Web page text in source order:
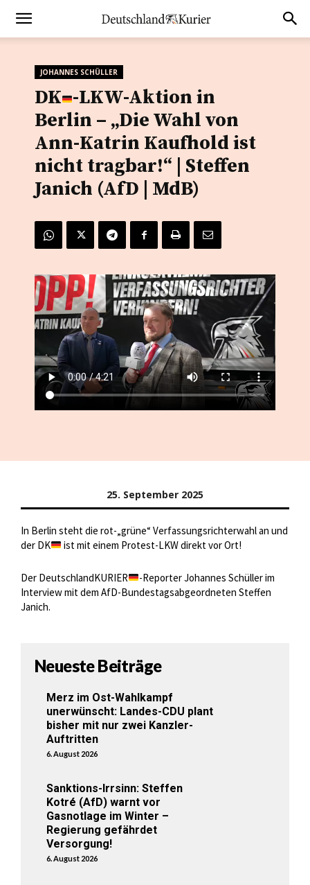
JOHANNES SCHÜLLER
DK -LKW-Aktion in
Berlin – „Die Wahl von
Ann-Katrin Kaufhold ist
nicht tragbar!“ | Steffen
Janich (AfD | MdB)
25. September 2025
In Berlin steht die rot-„grüne“ Verfassungsrichterwahl an und
der DK
ist mit einem Protest-LKW direkt vor Ort!
Der DeutschlandKURIER
-Reporter Johannes Schüller im
Interview mit dem AfD-Bundestagsabgeordneten Steffen
Janich.
Neueste Beiträge
Merz im Ost-Wahlkampf
unerwünscht: Landes-CDU plant
bisher mit nur zwei Kanzler-
Auftritten
6. August 2026
Sanktions-Irrsinn: Steffen
Kotré (AfD) warnt vor
Gasnotlage im Winter –
Regierung gefährdet
Versorgung!
6. August 2026